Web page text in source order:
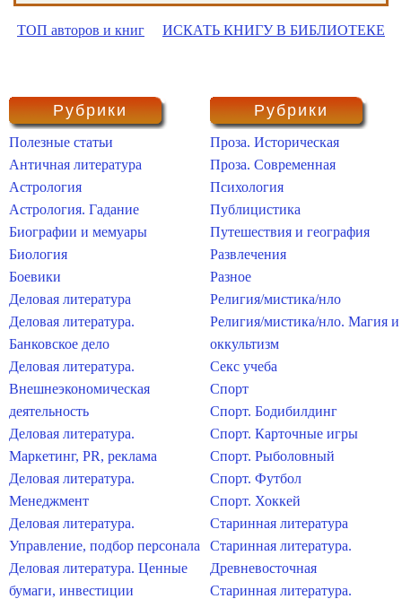
ТОП авторов и книг ИСКАТЬ КНИГУ В БИБЛИОТЕКЕ
Рубрики
Полезные статьи
Античная литература
Астрология
Астрология. Гадание
Биографии и мемуары
Биология
Боевики
Деловая литература
Деловая литература.
Банковское дело
Деловая литература.
Внешнеэкономическая
деятельность
Деловая литература.
Маркетинг, PR, реклама
Деловая литература.
Менеджмент
Деловая литература.
Управление, подбор персонала
Деловая литература. Ценные
бумаги, инвестиции
Рубрики
Проза. Историческая
Проза. Современная
Психология
Публицистика
Путешествия и география
Развлечения
Разное
Религия/мистика/нло
Религия/мистика/нло. Магия и
оккультизм
Секс учеба
Спорт
Спорт. Бодибилдинг
Спорт. Карточные игры
Спорт. Рыболовный
Спорт. Футбол
Спорт. Хоккей
Старинная литература
Старинная литература.
Древневосточная
Старинная литература.